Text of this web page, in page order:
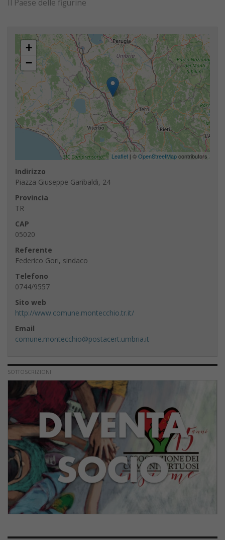
Il Paese delle figurine
+
−
Leaflet | ©OpenStreetMapcontributors
Indirizzo
Piazza Giuseppe Garibaldi, 24
Provincia
TR
CAP
05020
Referente
Federico Gori, sindaco
Telefono
0744/9557
Sito web
http://www.comune.montecchio.tr.it/
Email
comune.montecchio@postacert.umbria.it
SOTTOSCRIZIONI